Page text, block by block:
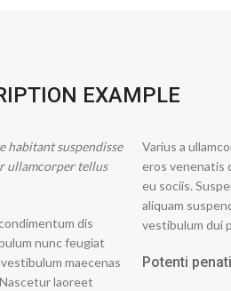
EXAMPLE
habitant suspendisse
ullamcorper tellus
dis
nunc feugiat
maecenas
laoreet
Varius a
eros venenatis
eu sociis.
aliquam
vestibulum dui
Potenti